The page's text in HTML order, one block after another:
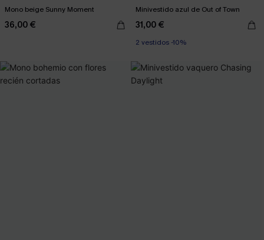
Mono beige Sunny Moment
36,00 €
Minivestido azul de Out of Town
31,00 €
2 vestidos -10%